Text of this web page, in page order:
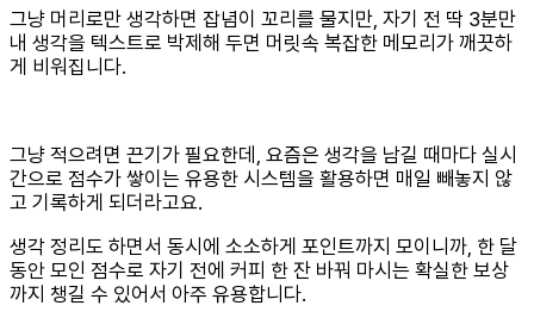
그냥 머리로만 생각하면 잡념이 꼬리를 물지만, 자기 전 딱 3분만
내 생각을 텍스트로 박제해 두면 머릿속 복잡한 메모리가 깨끗하
게 비워집니다.
그냥 적으려면 끈기가 필요한데, 요즘은 생각을 남길 때마다 실시
간으로 점수가 쌓이는 유용한 시스템을 활용하면 매일 빼놓지 않
고 기록하게 되더라고요.
생각 정리도 하면서 동시에 소소하게 포인트까지 모이니까, 한 달
동안 모인 점수로 자기 전에 커피 한 잔 바꿔 마시는 확실한 보상
까지 챙길 수 있어서 아주 유용합니다.